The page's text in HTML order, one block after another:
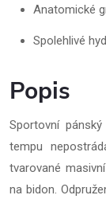
Anatomické
Spolehlivé
Popis
Sportovní
tempu
tvarované
na bidon.